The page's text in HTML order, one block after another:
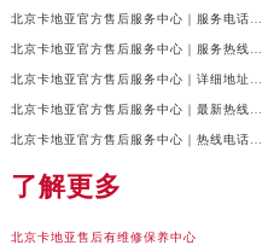
了解更多
北京卡地亚售后有维修保养中心